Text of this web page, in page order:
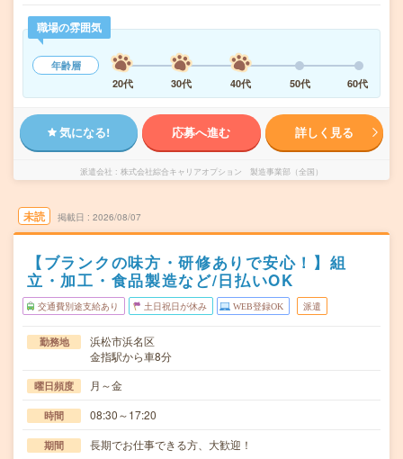
職場の雰囲気
年齢層
20代
30代 40代 50代 60代
気になる! 応募へ進む 詳しく見る
派遣会社 株式会社綜合キャリアオプション 製造事業部（全国）
未読 掲載日 2026/08/07
【ブランクの味方・研修ありで安心！】組
立・加工・食品製造など/日払いOK
交通費別途支給あり 土日祝日が休み WEB登録OK 派遣
勤務地
浜松市浜名区
金指駅から車8分
曜日頻度 月～金
時間 08:30～17:20
期間 長期でお仕事できる方、大歓迎！